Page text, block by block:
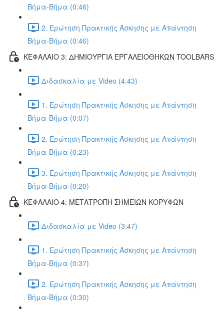
Βήμα-Βήμα (0:46)
2. Ερώτηση Πρακτικής Άσκησης με Απάντηση
Βήμα-Βήμα (0:46)
ΚΕΦΑΛΑΙΟ 3: ΔΗΜΙΟΥΡΓΙΑ ΕΡΓΑΛΕΙΟΘΗΚΩΝ TOOLBARS
Διδασκαλία με Video (4:43)
1. Ερώτηση Πρακτικής Άσκησης με Απάντηση
Βήμα-Βήμα (0:07)
2. Ερώτηση Πρακτικής Άσκησης με Απάντηση
Βήμα-Βήμα (0:23)
3. Ερώτηση Πρακτικής Άσκησης με Απάντηση
Βήμα-Βήμα (0:20)
ΚΕΦΑΛΑΙΟ 4: ΜΕΤΑΤΡΟΠΗ ΣΗΜΕΙΩΝ ΚΟΡΥΦΩΝ
Διδασκαλία με Video (3:47)
1. Ερώτηση Πρακτικής Άσκησης με Απάντηση
Βήμα-Βήμα (0:37)
2. Ερώτηση Πρακτικής Άσκησης με Απάντηση
Βήμα-Βήμα (0:30)